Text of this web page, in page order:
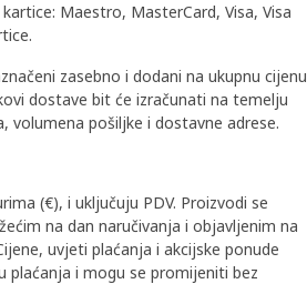
Maestro, MasterCard, Visa, Visa
zasebno i dodani na ukupnu cijenu
dostave bit će izračunati na temelju
volumena pošiljke i dostavne adrese.
(€), i uključuju PDV. Proizvodi se
na dan naručivanja i objavljenim na
uvjeti plaćanja i akcijske ponude
plaćanja i mogu se promijeniti bez